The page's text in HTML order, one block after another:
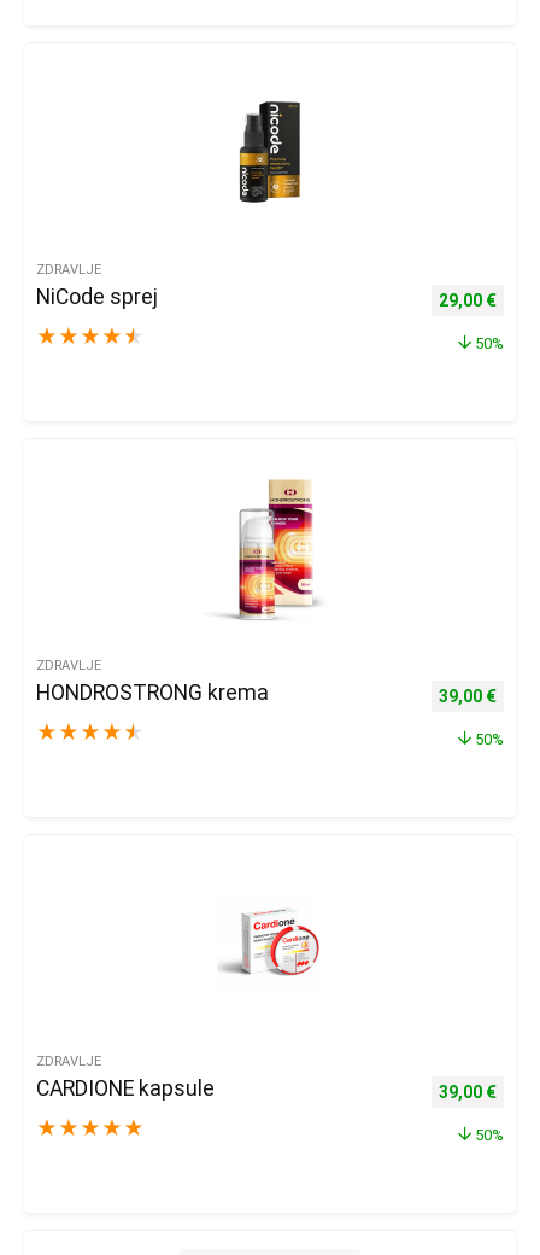
ZDRAVLJE
NiCode sprej
★ ★ ★ ★ ★
Izvorna
29,00 €
50%
ZDRAVLJE
HONDROSTRONG krema
★ ★ ★ ★ ★
Izvorna
39,00 €
50%
ZDRAVLJE
CARDIONE kapsule
★ ★ ★ ★ ★
Izvorna
39,00 €
50%